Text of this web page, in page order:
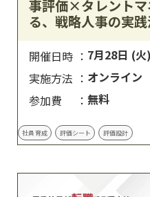
事評価×タレント
る、戦略人事の実
開催日時
7月28日 (
実施方法
オンライン
参加費
無料
社員育成 評価シート 評価設計